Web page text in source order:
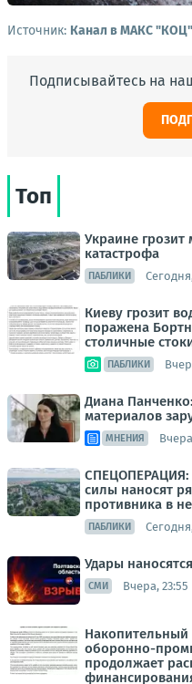
Источник: Канал в МАКС "КОЦ"
Подписывайтесь на
Топ
Украине грозит
катастрофа
ПАБЛИКИ
Киеву грозит
поражена
столичные
ПАБЛИКИ
Диана
материалов
МНЕНИЯ
СПЕЦОПЕРАЦИЯ:
силы наносят
противника в
ПАБЛИКИ
Удары
СМИ Вчера, 23:55
Накопительный
оборонно-
продолжает